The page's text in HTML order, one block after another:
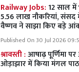
Railway Jobs:12 साल में
5.56 लाख नौकरियां, संसद
वैष्णव ने साझा किए बड़े
Published On 30 Jul 2026
श्रावस्ती :आषाढ़ पूर्णिमा
ओड़ाझार में किया मंगल पाठ